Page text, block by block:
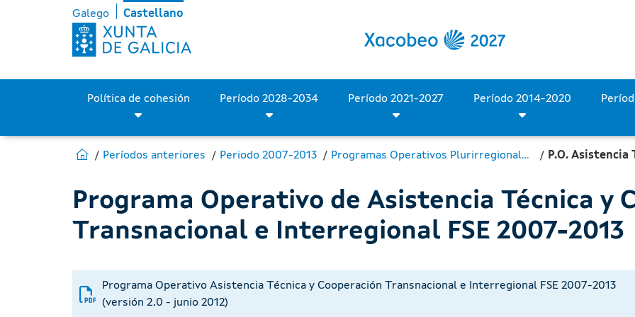
P.O. Asistencia Técnica e Cooperación
Saltar al contenido principal
Galego Castellano
Estás en:
Ir a Fondos Europeos
Períodos anteriores Periodo 2007-2013 Programas Operativos Plurirregionales 2007-2013
Programa Operativo de Asistencia Técnica y
Transnacional e Interregional FSE 2007-2013
Programa Operativo Asistencia Técnica y Cooperación Transnacional e Interregional FSE 2007-2013
(versión 2.0 - junio 2012)